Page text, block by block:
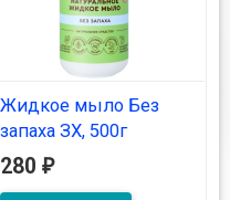
Жидкое мыло Без
запаха ЗХ, 500г
В наличии
280 ₽